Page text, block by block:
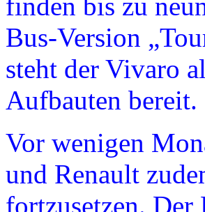
Bus-Version
steht der Vivaro
Aufbauten bereit.
Vor wenigen
und Renault
fortzusetzen. Der